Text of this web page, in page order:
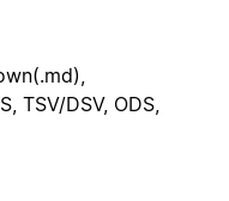
TSV/DSV, ODS,